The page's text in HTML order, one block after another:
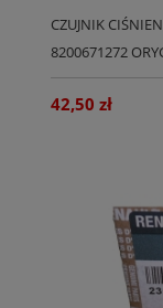
CZUJNIK
8200671272
42,50 zł